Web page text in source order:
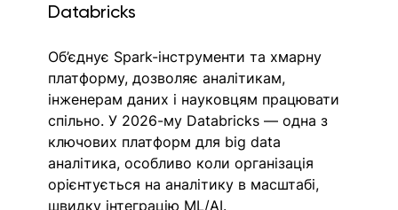
Databricks
Об’єднує Spark-інструменти та хмарну
платформу, дозволяє аналітикам,
інженерам даних і науковцям працювати
спільно. У 2026-му Databricks — одна з
ключових платформ для big data
аналітика, особливо коли організація
орієнтується на аналітику в масштабі,
швидку інтеграцію ML/AI.